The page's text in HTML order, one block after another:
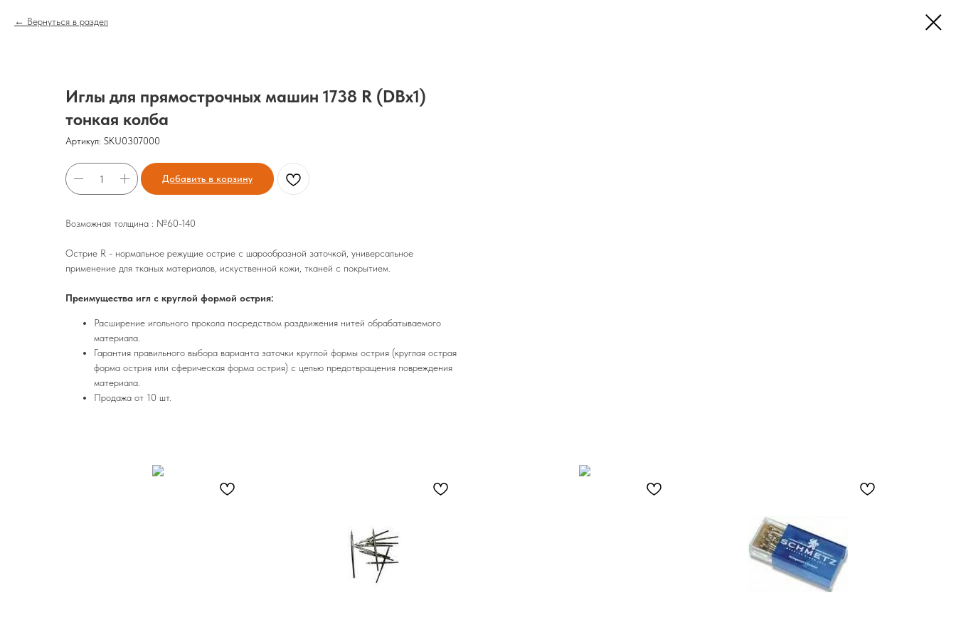
Вернуться в раздел
Иглы для прямострочных машин 1738 R (DBx1)
тонкая колба
Артикул: SKU0307000
Добавить в корзину
Возможная толщина : №60-140
Острие R - нормальное режущие острие с шарообразной заточкой, универсальное
применение для тканых материалов, искуственной кожи, тканей с покрытием.
Преимущества игл с круглой формой острия:
Расширение игольного прокола посредством раздвижения нитей обрабатываемого
материала.
Гарантия правильного выбора варианта заточки круглой формы острия (круглая острая
форма острия или сферическая форма острия) с целью предотвращения повреждения
материала.
Продажа от 10 шт.